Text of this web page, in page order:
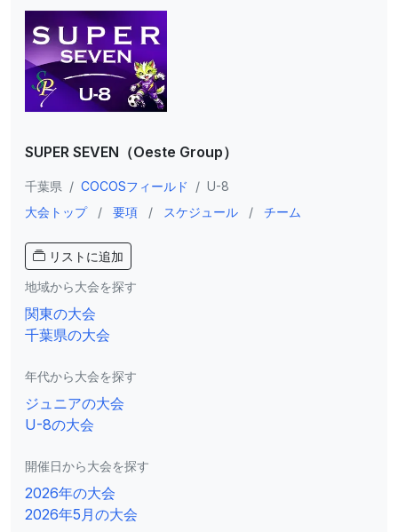
SUPER SEVEN（Oeste Group）
千葉県 / COCOSフィールド / U-8
大会トップ
/ 要項 / スケジュール / チーム
リストに追加
地域から大会を探す
関東の大会
千葉県の大会
年代から大会を探す
ジュニアの大会
U-8の大会
開催日から大会を探す
2026年の大会
2026年5月の大会